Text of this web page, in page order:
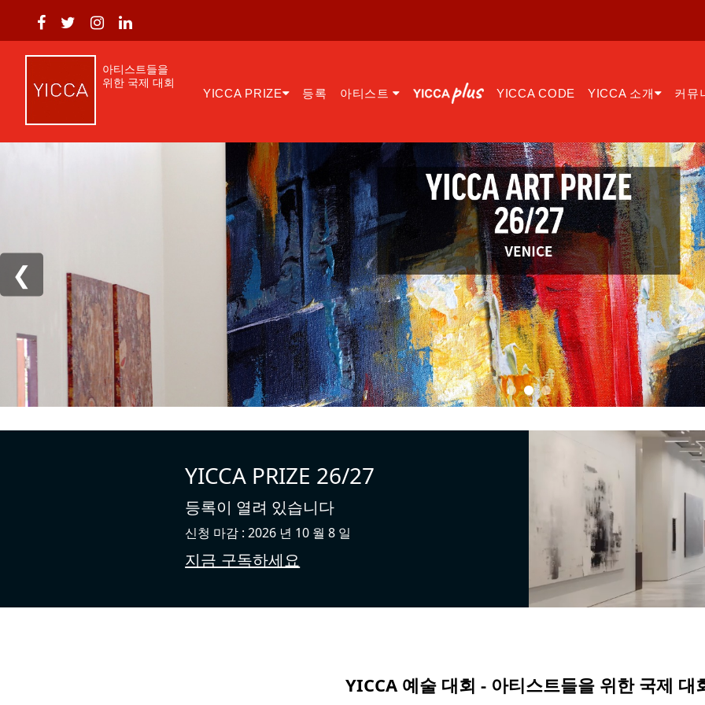
아티스트들을
위한 국제 대회
YICCA PRIZE 등록 아티스트 YICCA CODE YICCA 소개 커뮤
❮
YICCA PRIZE 26/27
등록이 열려 있습니다
신청 마감 : 2026 년 10 월 8 일
지금 구독하세요
YICCA 예술 대회 - 아티스트들을 위한 국제 대